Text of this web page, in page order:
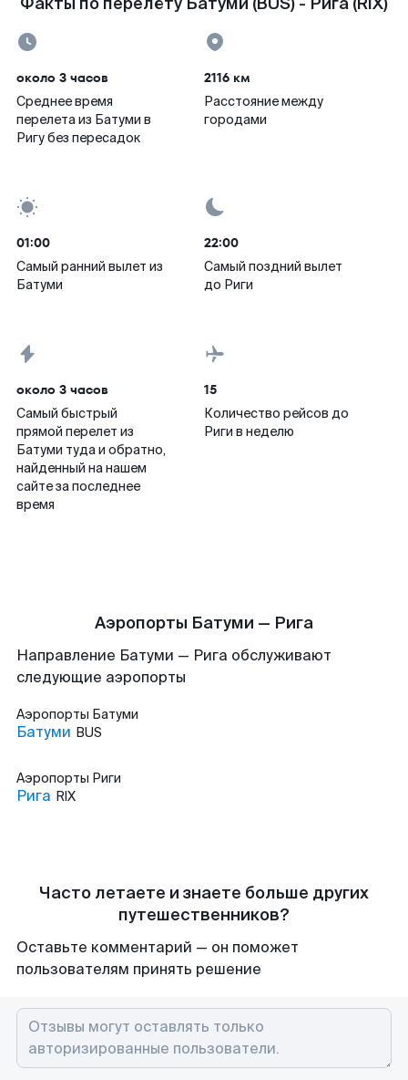
около 3 часов
Среднее время
перелета из Батуми в
Ригу без пересадок
2116 км
Расстояние между
городами
01:00
Самый ранний вылет из
Батуми
22:00
Самый поздний вылет
до Риги
около 3 часов
Самый быстрый
прямой перелет из
Батуми туда и обратно,
найденный на нашем
сайте за последнее
время
15
Количество рейсов до
Риги в неделю
Аэропорты Батуми — Рига
Направление Батуми — Рига обслуживают
следующие аэропорты
Аэропорты Батуми
Батуми BUS
Аэропорты Риги
Рига RIX
Часто летаете и знаете больше других
путешественников?
Оставьте комментарий — он поможет
пользователям принять решение